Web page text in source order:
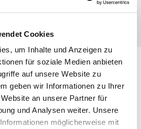
Cookies
um Inhalte und Anzeigen zu
für soziale Medien anbieten
auf unsere Website zu
geben wir Informationen zu Ihrer
an unsere Partner für
und Analysen weiter. Unsere
möglicherweise mit